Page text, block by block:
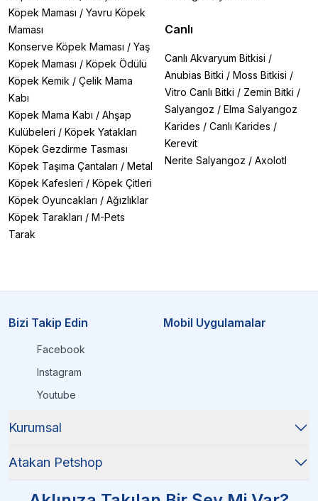
Köpek Maması / Yavru Köpek
Maması
Konserve Köpek Maması / Yaş
Köpek Maması / Köpek Ödülü
Köpek Kemik / Çelik Mama
Kabı
Köpek Mama Kabı / Ahşap
Kulübeleri / Köpek Yatakları
Köpek Gezdirme Tasması
Köpek Taşıma Çantaları / Metal
Köpek Kafesleri / Köpek Çitleri
Köpek Oyuncakları / Ağızlıklar
Köpek Tarakları / M-Pets
Tarak
Canlı
Canlı Akvaryum Bitkisi /
Anubias Bitki / Moss Bitkisi /
Vitro Canlı Bitki / Zemin Bitki /
Salyangoz / Elma Salyangoz
Karides / Canlı Karides /
Kerevit
Nerite Salyangoz / Axolotl
Bizi Takip Edin
Facebook
Instagram
Youtube
Mobil Uygulamalar
Kurumsal
Atakan Petshop